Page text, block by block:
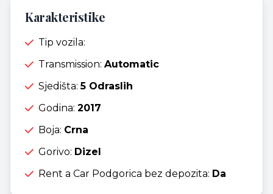
Karakteristike
Tip vozila:
Transmission: Automatic
Sjedišta:5 Odraslih
Godina: 2017
Boja: Crna
Gorivo: Dizel
Rent a Car Podgorica bez depozita: Da